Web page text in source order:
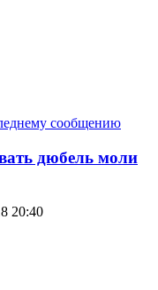
дюбель моли
20:40